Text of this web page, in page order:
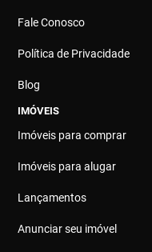
Fale Conosco
Política de Privacidade
Blog
IMÓVEIS
Imóveis para comprar
Imóveis para alugar
Lançamentos
Anunciar seu imóvel